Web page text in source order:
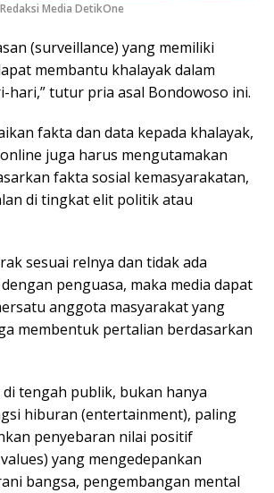
Media DetikOne
(surveillance) yang memiliki
membantu khalayak dalam
hari,” tutur pria asal Bondowoso ini.
fakta dan data kepada khalayak,
juga harus mengutamakan
fakta sosial kemasyarakatan,
di tingkat elit politik atau
sesuai relnya dan tidak ada
penguasa, maka media dapat
anggota masyarakat yang
membentuk pertalian berdasarkan
di tengah publik, bukan hanya
hiburan (entertainment), paling
penyebaran nilai positif
yang mengedepankan
bangsa, pengembangan mental